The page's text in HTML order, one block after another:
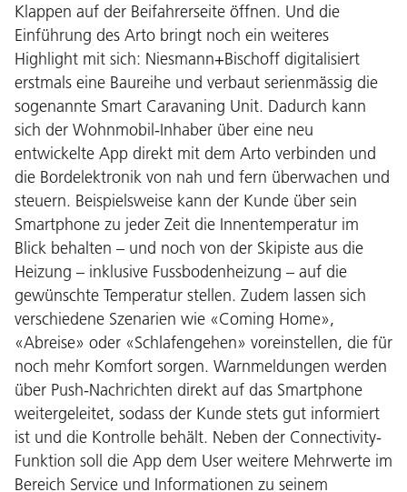
Klappen auf der Beifahrerseite öffnen. Und die
Einführung des Arto bringt noch ein weiteres
Highlight mit sich: Niesmann+Bischoff digitalisiert
erstmals eine Baureihe und verbaut serienmässig die
sogenannte Smart Caravaning Unit. Dadurch kann
sich der Wohnmobil-Inhaber über eine neu
entwickelte App direkt mit dem Arto verbinden und
die Bordelektronik von nah und fern überwachen und
steuern. Beispielsweise kann der Kunde über sein
Smartphone zu jeder Zeit die Innentemperatur im
Blick behalten – und noch von der Skipiste aus die
Heizung – inklusive Fussbodenheizung – auf die
gewünschte Temperatur stellen. Zudem lassen sich
verschiedene Szenarien wie «Coming Home»,
«Abreise» oder «Schlafengehen» voreinstellen, die für
noch mehr Komfort sorgen. Warnmeldungen werden
über Push-Nachrichten direkt auf das Smartphone
weitergeleitet, sodass der Kunde stets gut informiert
ist und die Kontrolle behält. Neben der Connectivity-
Funktion soll die App dem User weitere Mehrwerte im
Bereich Service und Informationen zu seinem